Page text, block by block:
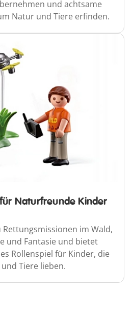
und achtsame
Natur und Tiere erfinden.
für Naturfreunde Kinder
im Wald,
und Fantasie und bietet
Rollenspiel für Kinder, die
Tiere lieben.